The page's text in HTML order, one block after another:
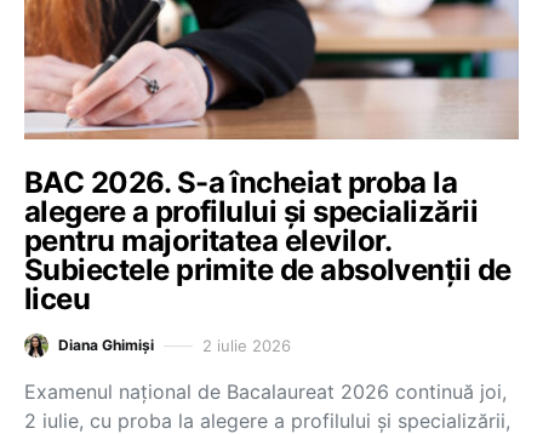
BAC 2026. S-a încheiat proba la
alegere a profilului și specializării
pentru majoritatea elevilor.
Subiectele primite de absolvenții de
liceu
Diana Ghimiși 2 iulie 2026
Examenul național de Bacalaureat 2026 continuă joi,
2 iulie, cu proba la alegere a profilului și specializării,